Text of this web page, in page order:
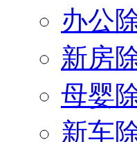
办公
新房
母婴
新车